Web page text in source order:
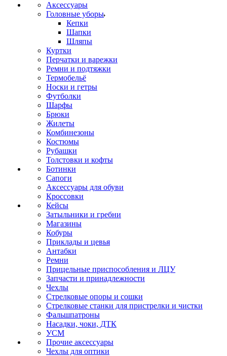
Аксессуары
Головные уборы
Кепки
Шапки
Шляпы
Куртки
Перчатки и варежки
Ремни и подтяжки
Термобельё
Носки и гетры
Футболки
Шарфы
Брюки
Жилеты
Комбинезоны
Костюмы
Рубашки
Толстовки и кофты
Ботинки
Сапоги
Аксессуары для обуви
Кроссовки
Кейсы
Затыльники и гребни
Магазины
Кобуры
Приклады и цевья
Антабки
Ремни
Прицельные приспособления и ЛЦУ
Запчасти и принадлежности
Чехлы
Стрелковые опоры и сошки
Стрелковые станки для пристрелки и чистки
Фальшпатроны
Насадки, чоки, ДТК
УСМ
Прочие аксессуары
Чехлы для оптики